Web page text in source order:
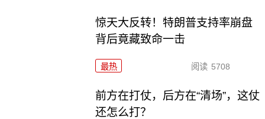
惊天大反转！特朗普支持率崩盘
背后竟藏致命一击
最热 阅读 5708
前方在打仗，后方在“清场”，这仗
还怎么打？